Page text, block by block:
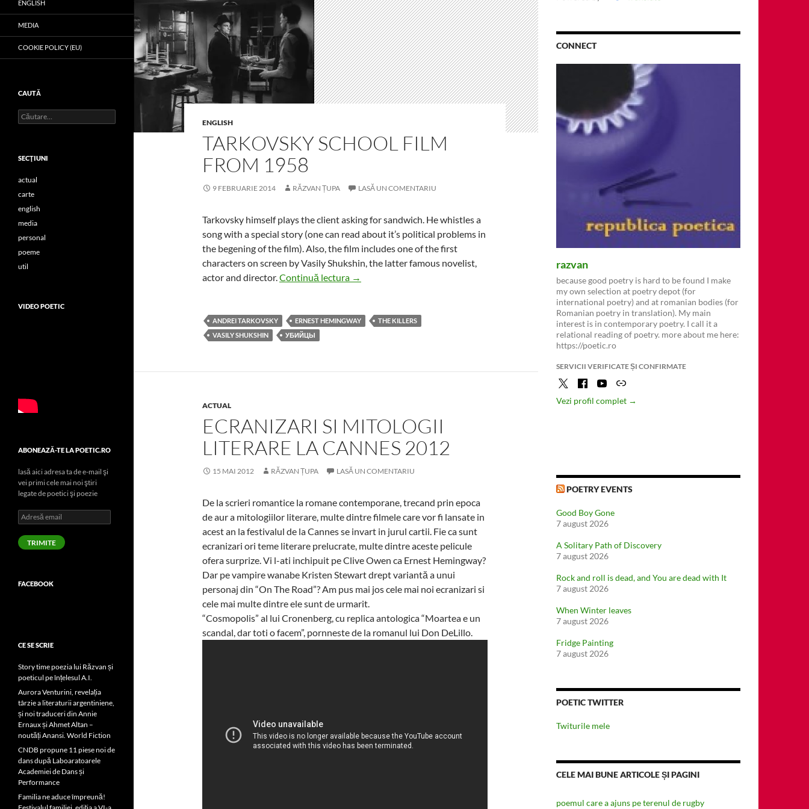
ENGLISH
TARKOVSKY SCHOOL FILM
FROM 1958
9 FEBRUARIE 2014 RĂZVAN ȚUPA LASĂ UN COMENTARIU
Tarkovsky himself plays the client asking for sandwich. He whistles a
song with a special story (one can read about it’s political problems in
the begening of the film). Also, the film includes one of the first
characters on screen by Vasily Shukshin, the latter famous novelist,
actor and director.Continuă lectura Tarkovsky school film from 1958
→
ANDREI TARKOVSKY ERNEST HEMINGWAY
THE KILLERS
VASILY SHUKSHIN
УБИЙЦЫ
ACTUAL
ECRANIZARI SI MITOLOGII
LITERARE LA CANNES 2012
15 MAI 2012 RĂZVAN ȚUPA LASĂ UN COMENTARIU
De la scrieri romantice la romane contemporane, trecand prin epoca
de aur a mitologiilor literare, multe dintre filmele care vor fi lansate in
acest an la festivalul de la Cannes se invart in jurul cartii. Fie ca sunt
ecranizari ori teme literare prelucrate, multe dintre aceste pelicule
ofera surprize. Vi l-ati inchipuit pe Clive Owen ca Ernest Hemingway?
Dar pe vampire wanabe Kristen Stewart drept variantă a unui
personaj din “On The Road”? Am pus mai jos cele mai noi ecranizari si
cele mai multe dintre ele sunt de urmarit.
“Cosmopolis” al lui Cronenberg, cu replica antologica “Moartea e un
scandal, dar toti o facem”, pornneste de la romanul lui Don DeLillo.
CONNECT
razvan
because good poetry is hard to be found I make
my own selection at poetry depot (for
international poetry) and at romanian bodies (for
Romanian poetry in translation). My main
interest is in contemporary poetry. I call it a
relational reading of poetry. more about me here:
https://poetic.ro
SERVICII VERIFICATE ȘI CONFIRMATE
Vezi profil complet →
POETRY EVENTS
Good Boy Gone
7 august 2026
A Solitary Path of Discovery
7 august 2026
Rock and roll is dead, and You are dead with It
7 august 2026
When Winter leaves
7 august 2026
Fridge Painting
7 august 2026
POETIC TWITTER
Twiturile mele
CELE MAI BUNE ARTICOLE ȘI PAGINI
poemul care a ajuns pe terenul de rugby
ENGLISH
MEDIA
COOKIE POLICY (EU)
CAUTĂ
Caută
după:
SECŢIUNI
actual
carte
english
media
personal
poeme
util
VIDEO POETIC
ABONEAZĂ-TE LA POETIC.RO
lasă aici adresa ta de e-mail şi
vei primi cele mai noi ştiri
legate de poetici şi poezie
Adresă
email
TRIMITE
FACEBOOK
CE SE SCRIE
Story time poezia lui Răzvan și
poeticul pe înțelesul A.I.
Aurora Venturini, revelația
târzie a literaturii argentiniene,
și noi traduceri din Annie
Ernaux și Ahmet Altan –
noutăți Anansi. World Fiction
CNDB propune 11 piese noi de
dans după Laboaratoarele
Academiei de Dans și
Performance
Familia ne aduce împreună!